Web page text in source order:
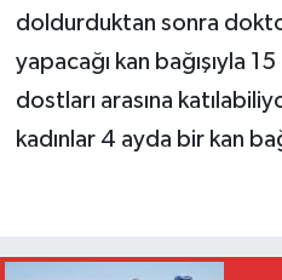
doldurduktan sonra
yapacağı kan bağışıyla
dostları arasına
kadınlar 4 ayda bir kan